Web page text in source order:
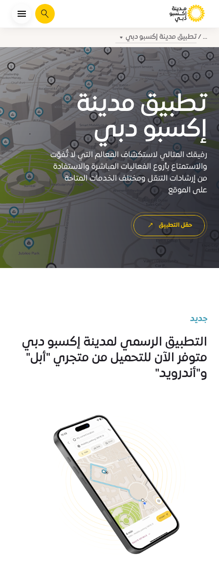
يبحث
... تطبيق مدينة إكسبو دبي
تطبيق مدينة
إكسبو دبي
رفيقك المثالي لاستكشاف المعالم التي لا تُفوّت
والاستمتاع بأروع الفعاليات المباشرة والاستفادة
من إرشادات التنقل ومختلف الخدمات المتاحة
على الموقع
حمّل التطبيق
جديد
التطبيق الرسمي لمدينة إكسبو دبي
متوفر الآن للتحميل من متجري "أبل"
و"أندرويد"